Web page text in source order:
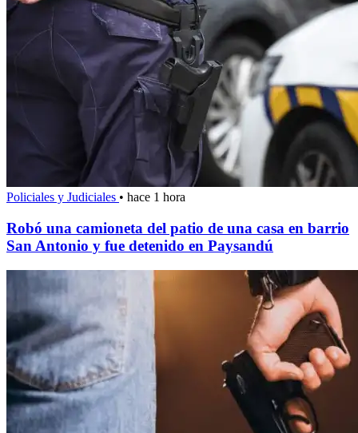
Policiales y Judiciales • hace 1 hora
Robó una camioneta del patio de una casa en barrio
San Antonio y fue detenido en Paysandú